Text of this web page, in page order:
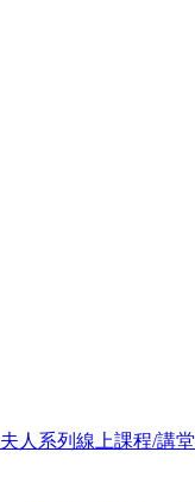
夫人系列線上課程/講堂